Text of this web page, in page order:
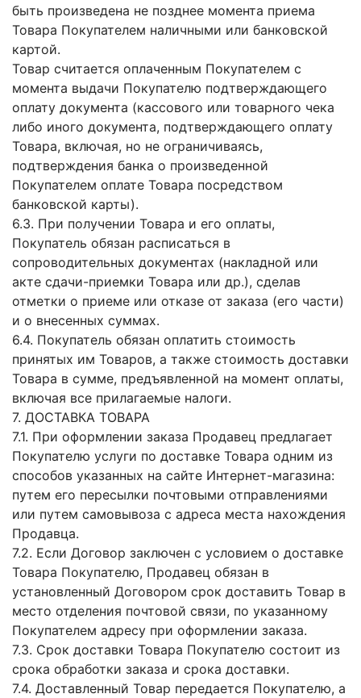
быть произведена не позднее момента приема
Товара Покупателем наличными или банковской
картой.
Товар считается оплаченным Покупателем с
момента выдачи Покупателю подтверждающего
оплату документа (кассового или товарного чека
либо иного документа, подтверждающего оплату
Товара, включая, но не ограничиваясь,
подтверждения банка о произведенной
Покупателем оплате Товара посредством
банковской карты).
6.3. При получении Товара и его оплаты,
Покупатель обязан расписаться в
сопроводительных документах (накладной или
акте сдачи-приемки Товара или др.), сделав
отметки о приеме или отказе от заказа (его части)
и о внесенных суммах.
6.4. Покупатель обязан оплатить стоимость
принятых им Товаров, а также стоимость доставки
Товара в сумме, предъявленной на момент оплаты,
включая все прилагаемые налоги.
7. ДОСТАВКА ТОВАРА
7.1. При оформлении заказа Продавец предлагает
Покупателю услуги по доставке Товара одним из
способов указанных на сайте Интернет-магазина:
путем его пересылки почтовыми отправлениями
или путем самовывоза с адреса места нахождения
Продавца.
7.2. Если Договор заключен с условием о доставке
Товара Покупателю, Продавец обязан в
установленный Договором срок доставить Товар в
место отделения почтовой связи, по указанному
Покупателем адресу при оформлении заказа.
7.3. Срок доставки Товара Покупателю состоит из
срока обработки заказа и срока доставки.
7.4. Доставленный Товар передается Покупателю, а